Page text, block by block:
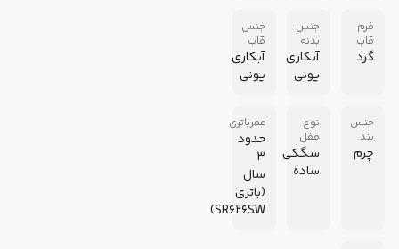
فرم
قاب
گرد
جنس
بدنه
آبکاری
یونی
جنس
قاب
آبکاری
یونی
جنس
بند
چرم
نوع
قفل
سگکی
ساده
عمرباتری
حدود
3
سال
(باتری
SR626SW)